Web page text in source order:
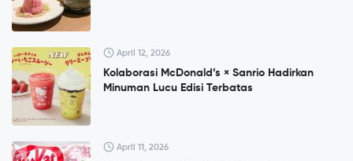
April 12, 2026
Kolaborasi McDonald’s × Sanrio Hadirkan
Minuman Lucu Edisi Terbatas
April 11, 2026